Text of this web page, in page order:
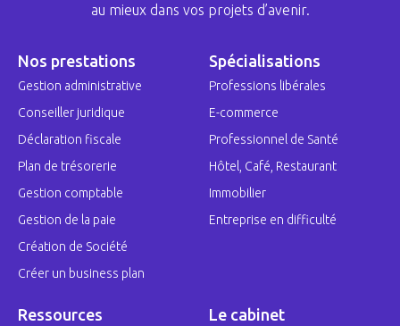
au mieux dans vos projets d’avenir.
Nos prestations
Gestion administrative
Conseiller juridique
Déclaration fiscale
Plan de trésorerie
Gestion comptable
Gestion de la paie
Création de Société
Créer un business plan
Spécialisations
Professions libérales
E-commerce
Professionnel de Santé
Hôtel, Café, Restaurant
Immobilier
Entreprise en difficulté
Ressources Le cabinet